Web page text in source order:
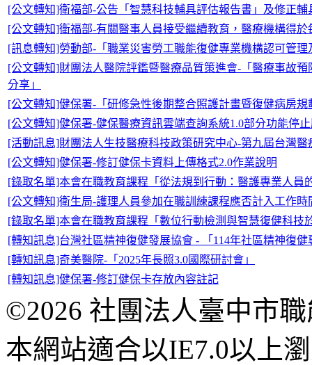
[公文轉知]衛福部-公告「智慧科技輔具評估報告書」及修正輔
[公文轉知]衛福部-有關醫事人員接受繼續教育，醫療機構得
[訊息轉知]勞動部-「職業災害勞工職能復健專業機構認可管理
[公文轉知]財團法人醫院評鑑暨醫療品質策進會-「醫療事故
分享」
[公文轉知]健保署-「研修急性後期整合照護計畫暨復健病房規
[公文轉知]健保署-健保醫療資訊雲端查詢系統1.0部分功能停
[活動訊息]財團法人生技醫療科技政策研究中心-第九屆台灣醫
[公文轉知]健保署-修訂健保卡資料上傳格式2.0作業說明
[錄取名單]本會在職教育課程「從法規到行動：醫護專業人員
[公文轉知]衛生局-護理人員參加在職訓練課程應否計入工作時
[錄取名單]本會在職教育課程「數位行動檢測與智慧復健科技
[轉知訊息]台灣社區精神復健發展協會 - 「114年社區精神復
[轉知訊息]奇美醫院-「2025年長照3.0國際研討會」
[轉知訊息]健保署-修訂健保卡存放內容註記
©2026 社團法人臺中市
本網站適合以IE7.0以上